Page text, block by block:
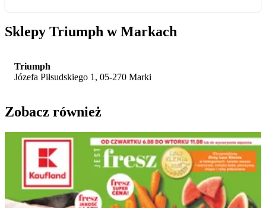
Sklepy Triumph w Markach
Triumph
Józefa Piłsudskiego 1, 05-270 Marki
Zobacz również